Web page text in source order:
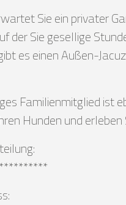
Sie ein privater
der Sie gesellige
es einen Außen-
Familienmitglied ist
Hunden und